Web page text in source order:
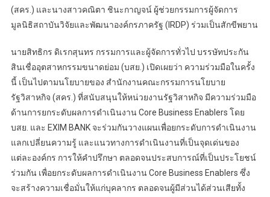
(สคร.) และนางสาวคณิตา ชินะกาญจน์ ผู้ช่วยกรรมการผู้จัดการ
มูลนิธิสถาบันวิจัยและพัฒนาองค์กรภาครัฐ (IRDP) ร่วมเป็นสักขีพยาน
นายสิทธิกร ดิเรกสุนทร กรรมการและผู้จัดการทั่วไป บรรษัทประกัน
สินเชื่ออุตสาหกรรมขนาดย่อม (บสย.) เปิดเผยว่า ความร่วมมือในครั้ง
นี้ เป็นไปตามนโยบายของ สำนักงานคณะกรรมการนโยบาย
รัฐวิสาหกิจ (สคร.) ที่สนับสนุนให้หน่วยงานรัฐวิสาหกิจ มีความร่วมมือ
ด้านการยกระดับผลการดำเนินงาน Core Business Enablers โดย
บสย. และ EXIM BANK จะร่วมกันวางแผนเพื่อยกระดับการดำเนินงาน
แลกเปลี่ยนความรู้ และแนวทางการดำเนินงานที่เป็นจุดเด่นของ
แต่ละองค์กร การให้คำปรึกษา ตลอดจนประสบการณ์ที่เป็นประโยชน์
ร่วมกัน เพื่อยกระดับผลการดำเนินงาน Core Business Enablers ซึ่ง
จะสร้างความเชื่อมั่นให้แก่บุคลากร ตลอดจนผู้มีส่วนได้ส่วนเสียทั้ง